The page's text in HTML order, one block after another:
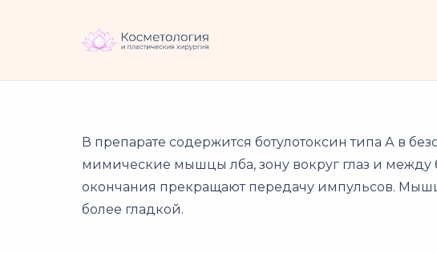
В препарате содержится ботулотоксин типа А в
мимические мышцы лба, зону вокруг глаз и
окончания прекращают передачу импульсов.
более гладкой.